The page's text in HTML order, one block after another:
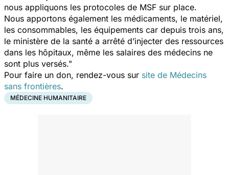
nous appliquons les protocoles de MSF sur place.
Nous apportons également les médicaments, le matériel,
les consommables, les équipements car depuis trois ans,
le ministère de la santé a arrêté d’injecter des ressources
dans les hôpitaux, même les salaires des médecins ne
sont plus versés."
Pour faire un don, rendez-vous sur site de Médecins
sans frontières.
MÉDECINE HUMANITAIRE